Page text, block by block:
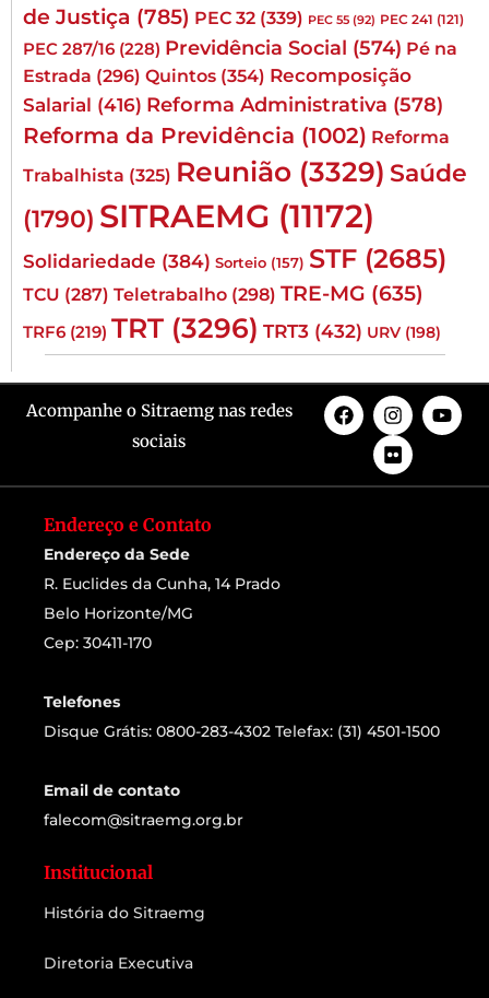
de Justiça (785) PEC 32 (339) PEC 55 (92) PEC 241 (121)
PEC 287/16 (228) Previdência Social (574) Pé na
Estrada (296) Quintos (354) Recomposição
Salarial (416) Reforma Administrativa (578)
Reforma da Previdência (1002) Reforma
Trabalhista (325) Reunião (3329) Saúde
(1790) SITRAEMG (11172)
Solidariedade (384) Sorteio (157) STF (2685)
TCU (287) Teletrabalho (298) TRE-MG (635)
TRF6 (219) TRT (3296) TRT3 (432) URV (198)
Acompanhe o Sitraemg nas redes
sociais
Endereço e Contato
Endereço da Sede
R. Euclides da Cunha, 14 Prado
Belo Horizonte/MG
Cep: 30411-170
Telefones
Disque Grátis: 0800-283-4302 Telefax: (31) 4501-1500
Email de contato
falecom@sitraemg.org.br
Institucional
História do Sitraemg
Diretoria Executiva